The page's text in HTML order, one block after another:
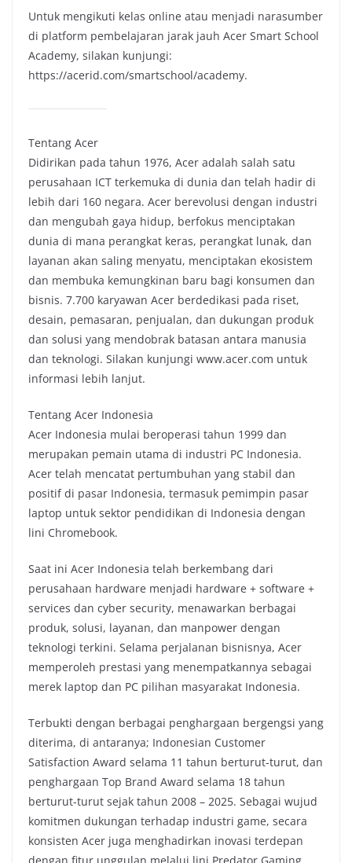
Untuk mengikuti kelas online atau menjadi narasumber
di platform pembelajaran jarak jauh Acer Smart School
Academy, silakan kunjungi:
https://acerid.com/smartschool/academy.
Tentang Acer
Didirikan pada tahun 1976, Acer adalah salah satu
perusahaan ICT terkemuka di dunia dan telah hadir di
lebih dari 160 negara. Acer berevolusi dengan industri
dan mengubah gaya hidup, berfokus menciptakan
dunia di mana perangkat keras, perangkat lunak, dan
layanan akan saling menyatu, menciptakan ekosistem
dan membuka kemungkinan baru bagi konsumen dan
bisnis. 7.700 karyawan Acer berdedikasi pada riset,
desain, pemasaran, penjualan, dan dukungan produk
dan solusi yang mendobrak batasan antara manusia
dan teknologi. Silakan kunjungi www.acer.com untuk
informasi lebih lanjut.
Tentang Acer Indonesia
Acer Indonesia mulai beroperasi tahun 1999 dan
merupakan pemain utama di industri PC Indonesia.
Acer telah mencatat pertumbuhan yang stabil dan
positif di pasar Indonesia, termasuk pemimpin pasar
laptop untuk sektor pendidikan di Indonesia dengan
lini Chromebook.
Saat ini Acer Indonesia telah berkembang dari
perusahaan hardware menjadi hardware + software +
services dan cyber security, menawarkan berbagai
produk, solusi, layanan, dan manpower dengan
teknologi terkini. Selama perjalanan bisnisnya, Acer
memperoleh prestasi yang menempatkannya sebagai
merek laptop dan PC pilihan masyarakat Indonesia.
Terbukti dengan berbagai penghargaan bergengsi yang
diterima, di antaranya; Indonesian Customer
Satisfaction Award selama 11 tahun berturut-turut, dan
penghargaan Top Brand Award selama 18 tahun
berturut-turut sejak tahun 2008 – 2025. Sebagai wujud
komitmen dukungan terhadap industri game, secara
konsisten Acer juga menghadirkan inovasi terdepan